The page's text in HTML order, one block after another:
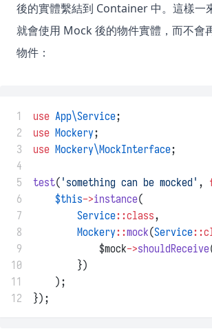
後的實體繫結到 Container 中。這樣一
就會使用 Mock 後的物件實體，而不會
物件：
1 use App\Service;
2
use Mockery;
3
use Mockery\MockInterface;
4
5
test( 'something can be mocked' ,
6
$this->instance(
7
Service::class,
8
Mockery::mock(Service
9
            $mock
->shouldReceive
10
        })
11
    );
12
});